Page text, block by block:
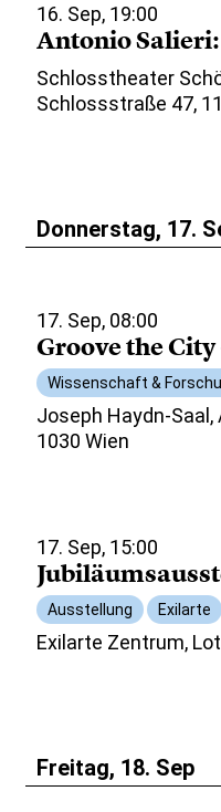
16. Sep, 19:00
Antonio
Schlosstheater
Schlossstraße 47,
Donnerstag, 17.
17. Sep, 08:00
Groove the
Wissenschaft &
Joseph Haydn-
1030 Wien
17. Sep, 15:00
Ausstellung Exilarte
Exilarte Zentrum,
Freitag, 18. Sep